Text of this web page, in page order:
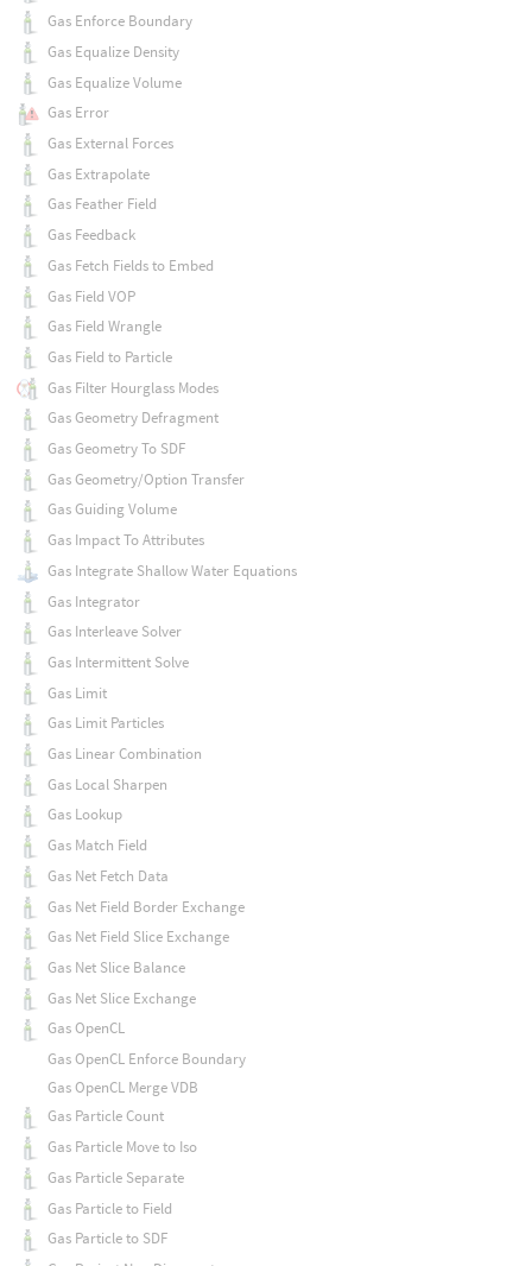
Gas Enforce Boundary
Gas Equalize Density
Gas Equalize Volume
Gas Error
Gas External Forces
Gas Extrapolate
Gas Feather Field
Gas Feedback
Gas Fetch Fields to Embed
Gas Field VOP
Gas Field Wrangle
Gas Field to Particle
Gas Filter Hourglass Modes
Gas Geometry Defragment
Gas Geometry To SDF
Gas Geometry/Option Transfer
Gas Guiding Volume
Gas Impact To Attributes
Gas Integrate Shallow Water Equations
Gas Integrator
Gas Interleave Solver
Gas Intermittent Solve
Gas Limit
Gas Limit Particles
Gas Linear Combination
Gas Local Sharpen
Gas Lookup
Gas Match Field
Gas Net Fetch Data
Gas Net Field Border Exchange
Gas Net Field Slice Exchange
Gas Net Slice Balance
Gas Net Slice Exchange
Gas OpenCL
Gas OpenCL Enforce Boundary
Gas OpenCL Merge VDB
Gas Particle Count
Gas Particle Move to Iso
Gas Particle Separate
Gas Particle to Field
Gas Particle to SDF